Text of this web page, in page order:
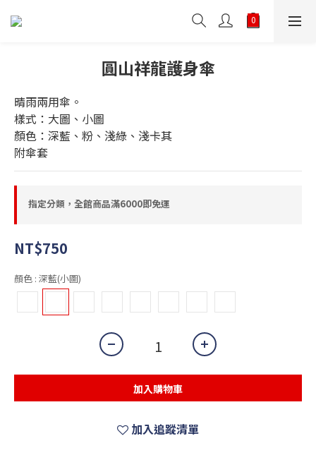
圓山祥龍護身傘
晴雨兩用傘。
樣式：大圖、小圖
顏色：深藍、粉、淺綠、淺卡其
附傘套
指定分類，全館商品滿6000即免運
NT$750
顏色 : 深藍(小圖)
加入購物車
加入追蹤清單